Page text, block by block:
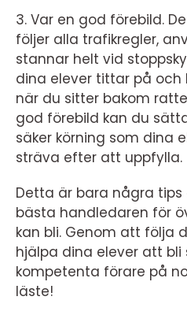
3. Var en god förebild.
följer alla trafikregler,
stannar helt vid
dina elever tittar på och
när du sitter bakom
god förebild kan du
säker körning som dina
sträva efter att uppfylla.
Detta är bara några tips
bästa handledaren för
kan bli. Genom att följa
hjälpa dina elever att bli
kompetenta förare på
läste!